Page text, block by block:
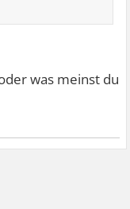
was meinst du